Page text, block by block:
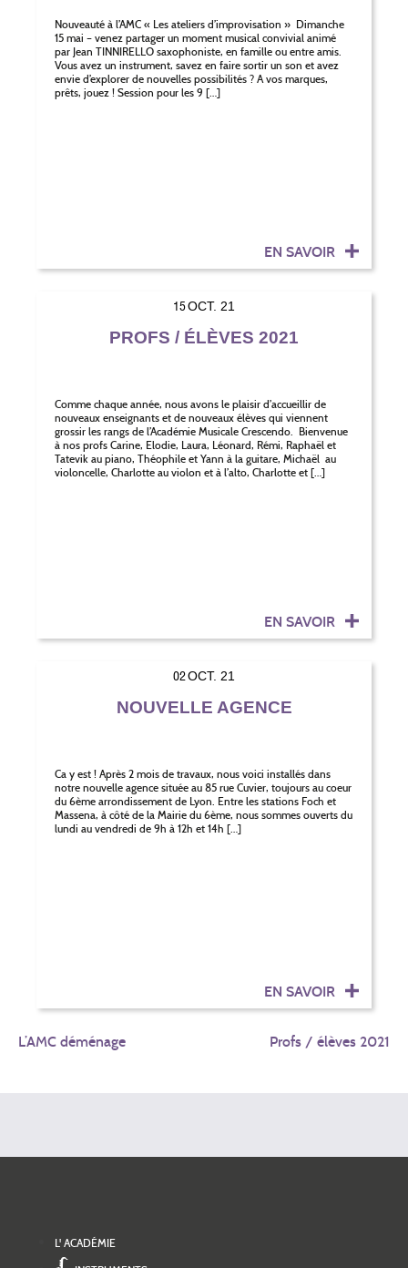
Nouveauté à l’AMC « Les ateliers d’improvisation » Dimanche
15 mai – venez partager un moment musical convivial animé
par Jean TINNIRELLO saxophoniste, en famille ou entre amis.
Vous avez un instrument, savez en faire sortir un son et avez
envie d’explorer de nouvelles possibilités ? A vos marques,
prêts, jouez ! Session pour les 9 […]
EN SAVOIR
15OCT. 21
PROFS / ÉLÈVES 2021
Comme chaque année, nous avons le plaisir d’accueillir de
nouveaux enseignants et de nouveaux élèves qui viennent
grossir les rangs de l’Académie Musicale Crescendo. Bienvenue
à nos profs Carine, Elodie, Laura, Léonard, Rémi, Raphaël et
Tatevik au piano, Théophile et Yann à la guitare, Michaël au
violoncelle, Charlotte au violon et à l’alto, Charlotte et […]
EN SAVOIR
02OCT. 21
NOUVELLE AGENCE
Ca y est ! Après 2 mois de travaux, nous voici installés dans
notre nouvelle agence située au 85 rue Cuvier, toujours au coeur
du 6ème arrondissement de Lyon. Entre les stations Foch et
Massena, à côté de la Mairie du 6ème, nous sommes ouverts du
lundi au vendredi de 9h à 12h et 14h […]
EN SAVOIR
NAVIGATION
L’AMC déménage Profs / élèves 2021
L' ACADÉMIE